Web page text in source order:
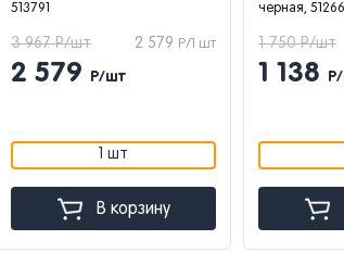
513791
2 579 Р/1 шт
3 967 Р/шт
2 579 Р/шт
1 шт
В корзину
черная,
1 750 Р/шт
1 138